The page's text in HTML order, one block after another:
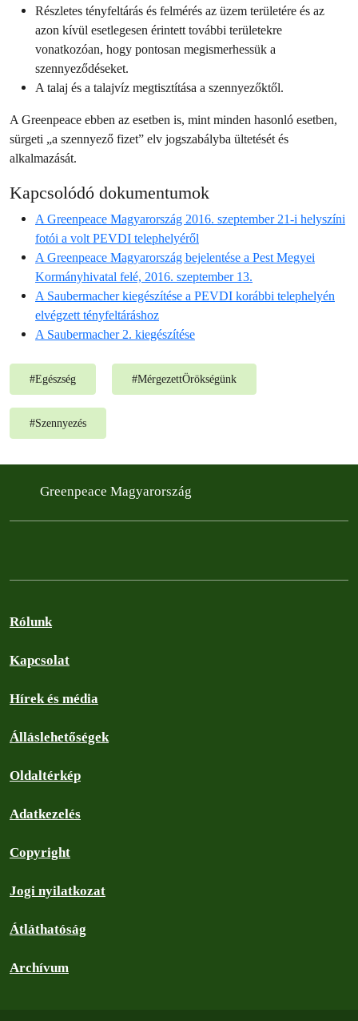
Részletes tényfeltárás és felmérés az üzem területére és az
azon kívül esetlegesen érintett további területekre
vonatkozóan, hogy pontosan megismerhessük a
szennyeződéseket.
A talaj és a talajvíz megtisztítása a szennyezőktől.
A Greenpeace ebben az esetben is, mint minden hasonló esetben,
sürgeti „a szennyező fizet” elv jogszabályba ültetését és
alkalmazását.
Kapcsolódó dokumentumok
A Greenpeace Magyarország 2016. szeptember 21-i helyszíni
fotói a volt PEVDI telephelyéről
A Greenpeace Magyarország bejelentése a Pest Megyei
Kormányhivatal felé, 2016. szeptember 13.
A Saubermacher kiegészítése a PEVDI korábbi telephelyén
elvégzett tényfeltáráshoz
A Saubermacher 2. kiegészítése
#Egészség #MérgezettÖrökségünk
#Szennyezés
Greenpeace Magyarország
Rólunk
Kapcsolat
Hírek és média
Álláslehetőségek
Oldaltérkép
Adatkezelés
Copyright
Jogi nyilatkozat
Átláthatóság
Archívum